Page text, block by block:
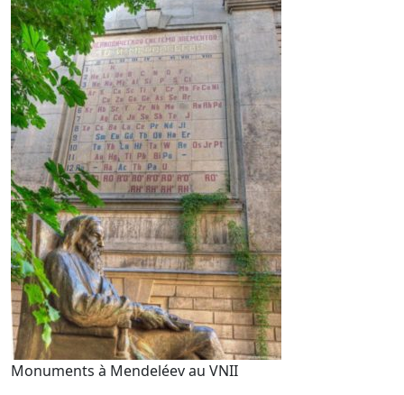
Monuments à Mendeléev au VNII